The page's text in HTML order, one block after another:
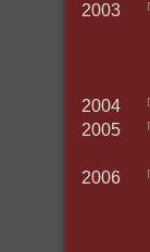
2003
「a
「小
「出
2004
2005
「寺
2006
「寺
「旅